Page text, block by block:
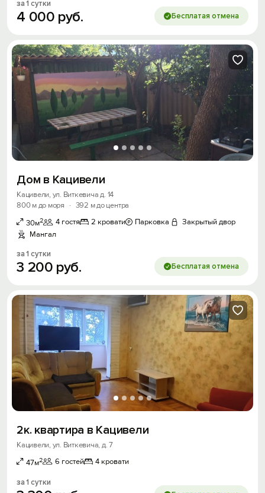
за 1 сутки
4 000 руб. Бесплатая отмена
Дом в Кацивели
Кацивели, ул. Виткевича д. 14
800 м до моря
· 392 м до центра
30м2 4 гостя 2 кровати Парковка
Закрытый двор
Мангал
за 1 сутки
3 200 руб. Бесплатая отмена
2к. квартира в Кацивели
Кацивели, ул. Виткевича, д. 7
47м2 6 гостей 4 кровати
за 1 сутки